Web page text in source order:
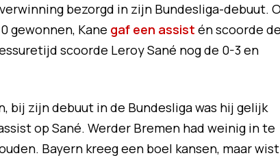
bezorgd in zijn Bundesliga-debuut.
gewonnen, Kane gaf een assist én scoorde
scoorde Leroy Sané nog de 0-3 en
bij zijn debuut in de Bundesliga was hij gelijk
op Sané. Werder Bremen had weinig in te
Bayern kreeg een boel kansen, maar wist